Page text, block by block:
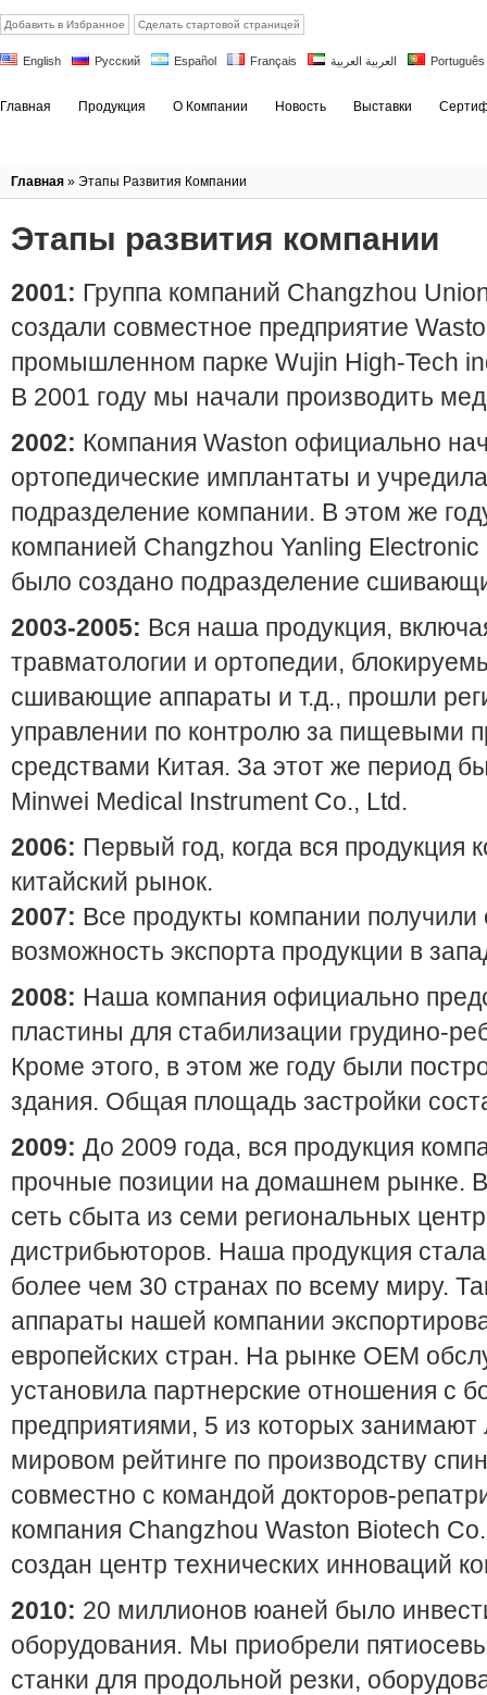
Добавить в Избранное Сделать стартовой страницей
English Русский Español Français العربية العربية Português
Главная Продукция О Компании Новость Выставки
Главная » Этапы Развития Компании
Этапы развития компании
2001: Группа компаний Changzhou
создали совместное предприятие
промышленном парке Wujin High-Tech
В 2001 году мы начали производить
2002: Компания Waston официально
ортопедические имплантаты и
подразделение компании. В этом же
компанией Changzhou Yanling
было создано подразделение
2003-2005: Вся наша продукция,
травматологии и ортопедии,
сшивающие аппараты и т.д., прошли
управлении по контролю за пищевыми
средствами Китая. За этот же период
Minwei Medical Instrument Co., Ltd.
2006: Первый год, когда вся
китайский рынок.
2007: Все продукты компании
возможность экспорта продукции в
2008: Наша компания официально
пластины для стабилизации грудино-
Кроме этого, в этом же году были
здания. Общая площадь застройки
2009: До 2009 года, вся продукция
прочные позиции на домашнем рынке.
сеть сбыта из семи региональных
дистрибьюторов. Наша продукция
более чем 30 странах по всему миру.
аппараты нашей компании
европейских стран. На рынке OEM
установила партнерские отношения с
предприятиями, 5 из которых
мировом рейтинге по производству
совместно с командой докторов-
компания Changzhou Waston Biotech
создан центр технических инноваций
2010: 20 миллионов юаней было
оборудования. Мы приобрели
станки для продольной резки,